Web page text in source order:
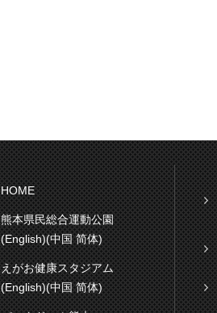
HOME
熊本県民総合運動公園
(English)(中国 简体)
えがお健康スタジアム
(English)(中国 简体)